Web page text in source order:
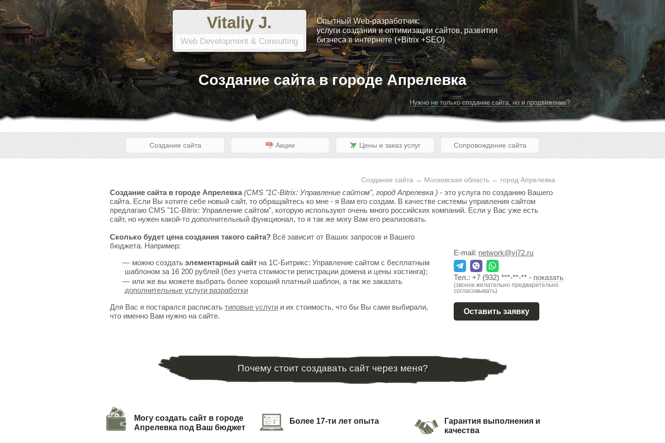
Vitaliy J.
Web Development & Consulting
Опытный Web-разработчик:
услуги создания и оптимизации сайтов, развития
бизнеса в интернете (+Bitrix +SEO)
Создание сайта в городе Апрелевка
Нужно не только создание сайта, но и продвижение?
Создание сайта Акции Цены и заказ услуг Сопровождение сайта
Создание сайта → Московская область → город Апрелевка
Создание сайта в городе Апрелевка (CMS "1C-Bitrix: Управление сайтом", город Апрелевка ) - это услуга по созданию Вашего
сайта. Если Вы хотите себе новый сайт, то обращайтесь ко мне - я Вам его создам. В качестве системы управления сайтом
предлагаю CMS "1C-Bitrix: Управление сайтом", которую используют очень много российских компаний. Если у Вас уже есть
сайт, но нужен какой-то дополнительный функционал, то я так же могу Вам его реализовать.
Сколько будет цена создания такого сайта? Всё зависит от Ваших запросов и Вашего
бюджета. Например:
можно создать элементарный сайт на 1С-Битрикс: Управление сайтом с бесплатным
шаблоном за 16 200 рублей (без учета стоимости регистрации домена и цены хостинга);
или же вы можете выбрать более хороший платный шаблон, а так же заказать
дополнительные услуги разработки
Для Вас я постарался расписать типовые услуги и их стоимость, что бы Вы сами выбирали,
что именно Вам нужно на сайте.
E-mail: network@vj72.ru
Тел.: +7 (932) ***-**-** - показать
(звонок желательно предварительно
согласовывать)
Оставить заявку
Почему стоит создавать сайт через меня?
Могу создать сайт в городе
Апрелевка под Ваш бюджет
Более 17-ти лет опыта
Гарантия выполнения и
качества